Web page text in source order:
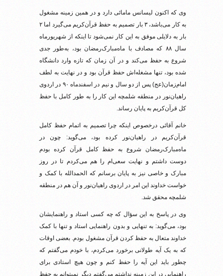
وی که اکنون لیسانس مامائی دارد و در همین زمینه مشغول
به کار می‌باشد، ۳ بار تصمیم به حفظ قرآن‌کریم می‌گیرد اما ۲
بار به دلایلی موفق به این کار نمی‌شود تا اینکه از شهریور‌ماه
سال ۸۸ که مصادف با ماه‌مبارک‌رمضان بود، به‌طور جدی
شروع به حفظ می‌کند و در آن زمان که تازه وارد دانشگاه
شده بود، تنها مشغله‌اش حفظ قرآن بود و در نهایت به لطف
امام‌زمان‌(عج) پس از دو سال و نیم در اسفند‌ماه ۹۰ در اردوی
راهیان‌نور در منطقه شلمچه این کار را به طور کامل با حفظ
کل قرآن‌کریم به پایان رساند.
خانم آقائی درخصوص اینکه چرا تصمیم به اتمام حفظ کامل
قرآن‌کریم در راهیان‌نور کرده بود، می‌گوید: چون در
ماه‌مبارک‌رمضان شروع به حفظ کامل قرآن کرده بودم
دوست داشتم و نهایت سعی‌ام را هم می‌کردم تا در روز
مبارک و خاصی نیز به پایان برسانم که الحمدالله با کمک و
خواست خداوند این امر در اردوی راهیان‌نور و آن هم در منطقه
شلمچه محقق شد.
وی در پاسخ به این سؤال که چه کسی استاد و راهنمایشان
بود، می‌گوید: به تنهایی و بدون راهنمایی استاد و تنها با کمک
خداوند متعال به حفظ کردن قرآن مشغول بودم. بعضی اوقات
که به یک آیه طولانی برخورد می‌کردم، با خودم می‌گفتم که
چطور باید این آیه را حفظ کنم و چون هیچ استادی برای
راهنمایی در این زمینه نداشتم می‌گفتم دیگر نمیتوانم به حفظ